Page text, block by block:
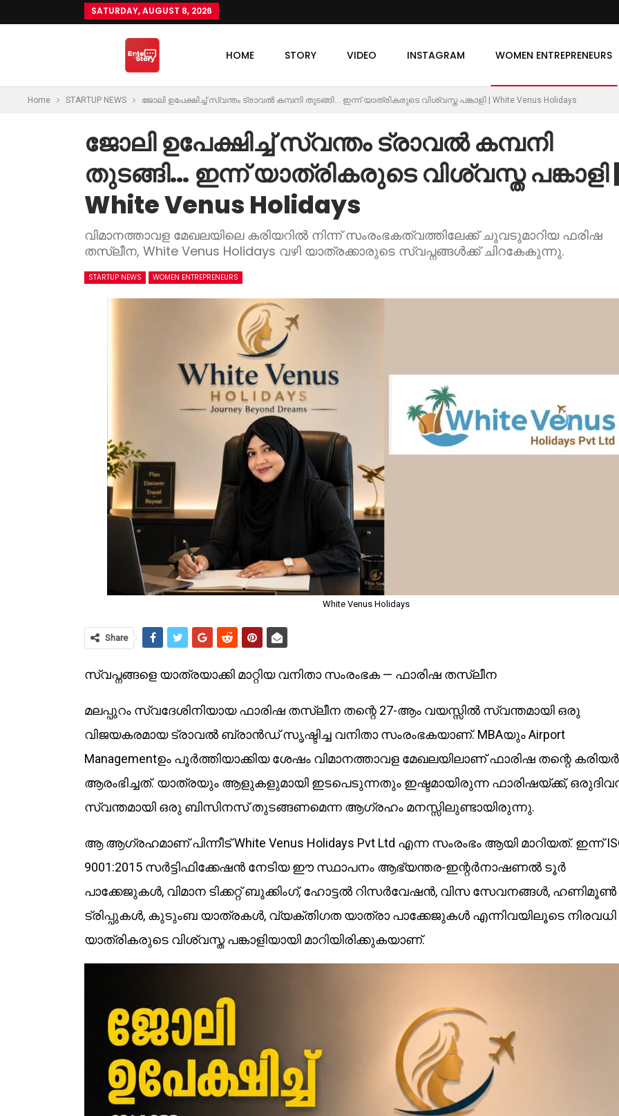
SATURDAY, AUGUST 8, 2026
HOME STORY VIDEO INSTAGRAM WOMEN ENTREPRENEURS
Home STARTUP NEWS ജോലി ഉപേക്ഷിച്ച് സ്വന്തം ട്രാവൽ കമ്പനി തുടങ്ങി… ഇന്ന് യാത്രികരുടെ വിശ്വസ്ത പങ്കാളി | White Venus Holidays
ജോലി ഉപേക്ഷിച്ച് സ്വന്തം ട്രാവൽ കമ്പനി
തുടങ്ങി… ഇന്ന് യാത്രികരുടെ വിശ്വസ്ത പങ്കാളി |
White Venus Holidays
വിമാനത്താവള മേഖലയിലെ കരിയറിൽ നിന്ന് സംരംഭകത്വത്തിലേക്ക് ചുവടുമാറിയ ഫരിഷ
തസ്‌ലീന, White Venus Holidays വഴി യാത്രക്കാരുടെ സ്വപ്നങ്ങൾക്ക് ചിറകേകുന്നു.
STARTUP NEWS WOMEN ENTREPRENEURS
White Venus Holidays
Share
സ്വപ്നങ്ങളെ യാത്രയാക്കി മാറ്റിയ വനിതാ സംരംഭക — ഫാരിഷ തസ്‌ലീന
മലപ്പുറം സ്വദേശിനിയായ ഫാരിഷ തസ്‌ലീന തന്റെ 27-ആം വയസ്സിൽ സ്വന്തമായി ഒരു
വിജയകരമായ ട്രാവൽ ബ്രാൻഡ് സൃഷ്ടിച്ച വനിതാ സംരംഭകയാണ്. MBAയും Airport
Managementഉം പൂർത്തിയാക്കിയ ശേഷം വിമാനത്താവള മേഖലയിലാണ് ഫാരിഷ തന്റെ കരിയർ
ആരംഭിച്ചത്. യാത്രയും ആളുകളുമായി ഇടപെടുന്നതും ഇഷ്ടമായിരുന്ന ഫാരിഷയ്ക്ക്,
സ്വന്തമായി ഒരു ബിസിനസ് തുടങ്ങണമെന്ന ആഗ്രഹം മനസ്സിലുണ്ടായിരുന്നു.
ആ ആഗ്രഹമാണ് പിന്നീട് White Venus Holidays Pvt Ltd എന്ന സംരംഭം ആയി മാറിയത്. ഇന്ന്
9001:2015 സർട്ടിഫിക്കേഷൻ നേടിയ ഈ സ്ഥാപനം ആഭ്യന്തര-ഇന്റർനാഷണൽ ടൂർ
പാക്കേജുകൾ, വിമാന ടിക്കറ്റ് ബുക്കിംഗ്, ഹോട്ടൽ റിസർവേഷൻ, വിസ സേവനങ്ങൾ, ഹണിമൂൺ
ട്രിപ്പുകൾ, കുടുംബ യാത്രകൾ, വ്യക്തിഗത യാത്രാ പാക്കേജുകൾ എന്നിവയിലൂടെ നിരവധി
യാത്രികരുടെ വിശ്വസ്ത പങ്കാളിയായി മാറിയിരിക്കുകയാണ്.